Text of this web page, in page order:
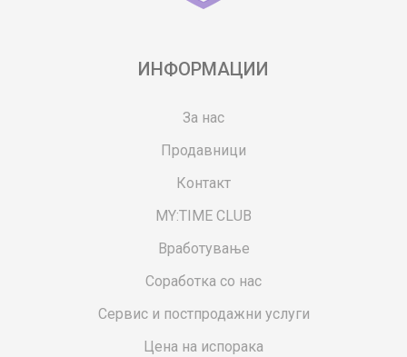
ИНФОРМАЦИИ
За нас
Продавници
Контакт
MY:TIME CLUB
Вработување
Соработка со нас
Сервис и постпродажни услуги
Цена на испорака